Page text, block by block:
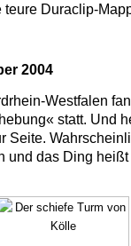
Duraclip-
2004
Westfalen
statt. Und
Seite.
und das Ding